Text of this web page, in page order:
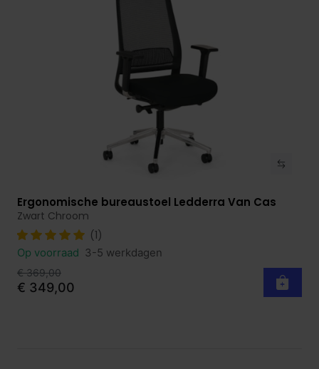
Bekijk product
Ergonomische bureaustoel Ledderra Van Cas
Zwart Chroom
(1)
Op voorraad 3-5 werkdagen
€ 369,00
€ 349,00